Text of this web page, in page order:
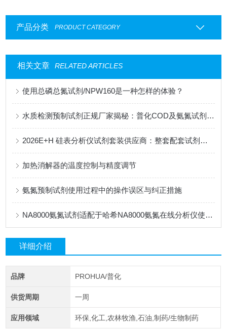
产品分类 PRODUCT CATEGORY
相关文章 RELATED ARTICLES
使用总磷总氮试剂/NPW160是一种怎样的体验？
水质检测预制试剂正规厂家揭秘：普化COD及氨氮试剂稳定性实测分析
2026E+H 硅表分析仪试剂套装供应商：整套配套试剂，适配电厂在线监测场景
加热消解器的温度控制与精度调节
氨氮预制试剂使用过程中的操作误区与纠正措施
NA8000氨氮试剂适配于哈希NA8000氨氮在线分析仪使用在线监测试剂
详细介绍
品牌 PROHUA/普化
供货周期 一周
应用领域 环保,化工,农林牧渔,石油,制药/生物制药